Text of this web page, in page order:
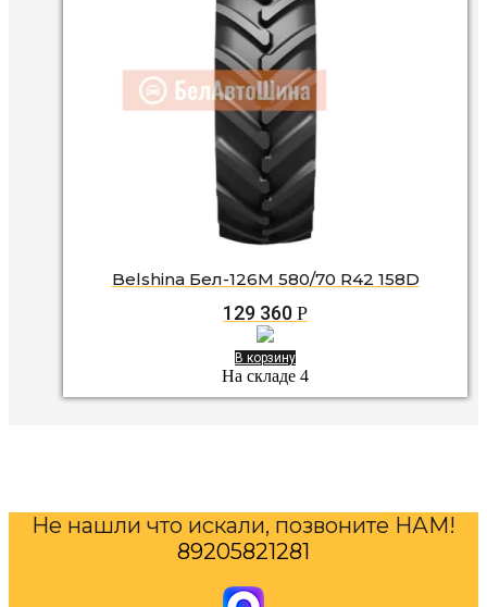
Belshina Бел-126М 580/70 R42 158D
129 360 Р
В корзину
На складе 4
Не нашли что искали, позвоните НАМ!
89205821281